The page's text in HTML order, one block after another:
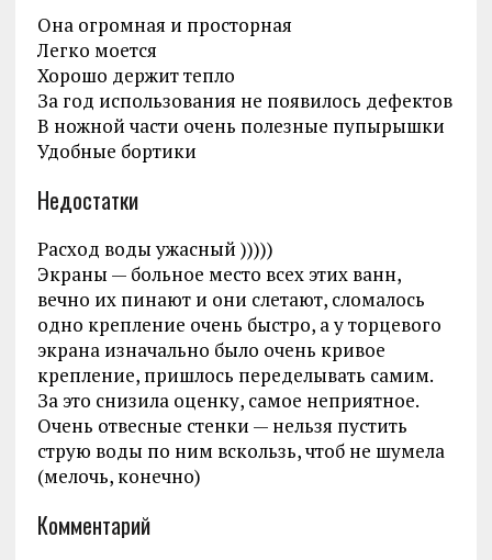
Она огромная и просторная
Легко моется
Хорошо держит тепло
За год использования не появилось дефектов
В ножной части очень полезные пупырышки
Удобные бортики
Недостатки
Расход воды ужасный )))))
Экраны — больное место всех этих ванн,
вечно их пинают и они слетают, сломалось
одно крепление очень быстро, а у торцевого
экрана изначально было очень кривое
крепление, пришлось переделывать самим.
За это снизила оценку, самое неприятное.
Очень отвесные стенки — нельзя пустить
струю воды по ним вскользь, чтоб не шумела
(мелочь, конечно)
Комментарий